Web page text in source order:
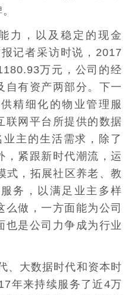
力，以及稳定的现金
记者采访时说，2017
万元，公司的经
自有资产两部分。下一
精细化的物业管理服
联网平台所提供的数据
主的生活需求，除了
，紧跟新时代潮流，运
式，拓展社区养老、教
务，以满足业主多样
做，一方面能为公司
也是公司力争成为行业
、大数据时代和资本时
年来持续服务了近4万